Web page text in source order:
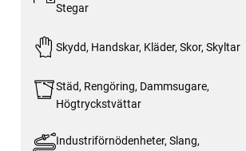
Stegar
Skydd, Handskar, Kläder, Skor, Skyltar
Städ, Rengöring, Dammsugare,
Högtryckstvättar
Industriförnödenheter, Slang,